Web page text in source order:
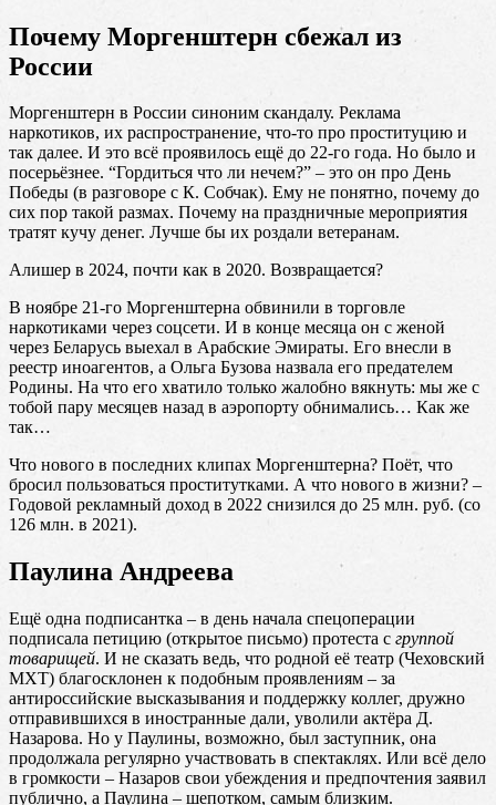
Почему Моргенштерн сбежал из
России
Моргенштерн в России синоним скандалу. Реклама
наркотиков, их распространение, что-то про проституцию и
так далее. И это всё проявилось ещё до 22-го года. Но было и
посерьёзнее. “Гордиться что ли нечем?” – это он про День
Победы (в разговоре с К. Собчак). Ему не понятно, почему до
сих пор такой размах. Почему на праздничные мероприятия
тратят кучу денег. Лучше бы их роздали ветеранам.
Алишер в 2024, почти как в 2020. Возвращается?
В ноябре 21-го Моргенштерна обвинили в торговле
наркотиками через соцсети. И в конце месяца он с женой
через Беларусь выехал в Арабские Эмираты. Его внесли в
реестр иноагентов, а Ольга Бузова назвала его предателем
Родины. На что его хватило только жалобно вякнуть: мы же с
тобой пару месяцев назад в аэропорту обнимались… Как же
так…
Что нового в последних клипах Моргенштерна? Поёт, что
бросил пользоваться проститутками. А что нового в жизни? –
Годовой рекламный доход в 2022 снизился до 25 млн. руб. (со
126 млн. в 2021).
Паулина Андреева
Ещё одна подписантка – в день начала спецоперации
подписала петицию (открытое письмо) протеста с группой
товарищей. И не сказать ведь, что родной её театр (Чеховский
МХТ) благосклонен к подобным проявлениям – за
антироссийские высказывания и поддержку коллег, дружно
отправившихся в иностранные дали, уволили актёра Д.
Назарова. Но у Паулины, возможно, был заступник, она
продолжала регулярно участвовать в спектаклях. Или всё дело
в громкости – Назаров свои убеждения и предпочтения заявил
публично, а Паулина – шепотком, самым близким.